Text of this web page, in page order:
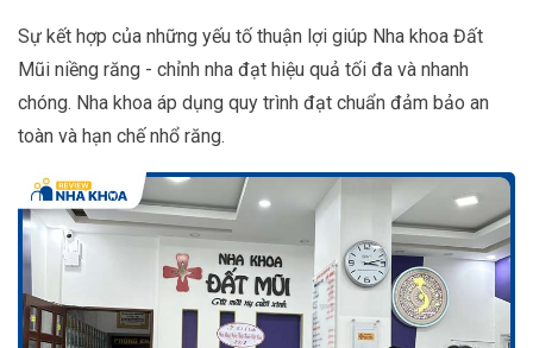
Sự kết hợp của những yếu tố thuận lợi giúp Nha khoa Đất
Mũi niềng răng - chỉnh nha đạt hiệu quả tối đa và nhanh
chóng. Nha khoa áp dụng quy trình đạt chuẩn đảm bảo an
toàn và hạn chế nhổ răng.